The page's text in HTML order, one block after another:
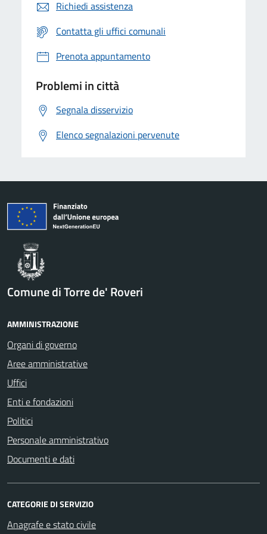
Richiedi assistenza
Contatta gli uffici comunali
Prenota appuntamento
Problemi in città
Segnala disservizio
Elenco segnalazioni pervenute
Comune di Torre de' Roveri
AMMINISTRAZIONE
Organi di governo
Aree amministrative
Uffici
Enti e fondazioni
Politici
Personale amministrativo
Documenti e dati
CATEGORIE DI SERVIZIO
Anagrafe e stato civile